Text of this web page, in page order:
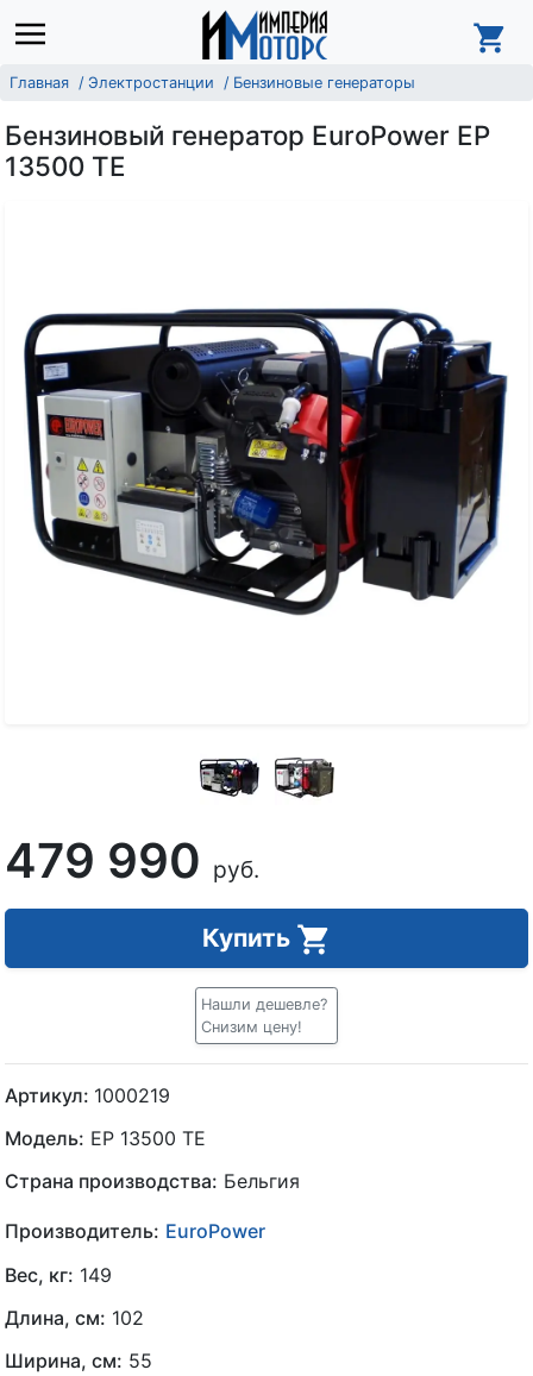
Главная Электростанции Бензиновые генераторы
Бензиновый генератор EuroPower EP
13500 ТЕ
479 990 руб.
Купить
Нашли дешевле?
Снизим цену!
Артикул: 1000219
Модель: EP 13500 ТЕ
Страна производства: Бельгия
Производитель: EuroPower
Вес, кг: 149
Длина, см: 102
Ширина, см: 55